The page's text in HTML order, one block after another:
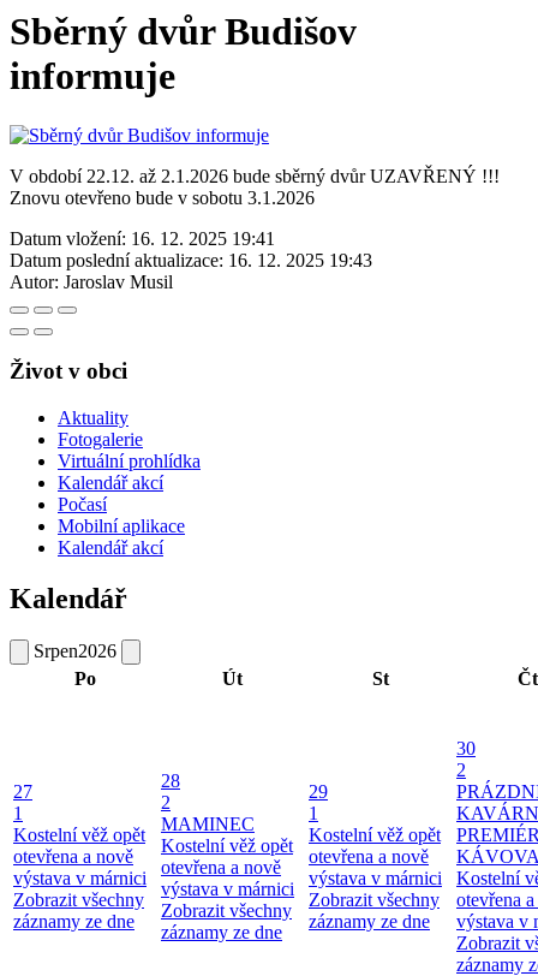
Sběrný dvůr Budišov
informuje
V období 22.12. až 2.1.2026 bude sběrný dvůr UZAVŘENÝ !!!
Znovu otevřeno bude v sobotu 3.1.2026
Datum vložení: 16. 12. 2025 19:41
Datum poslední aktualizace: 16. 12. 2025 19:43
Autor: Jaroslav Musil
Život v obci
Aktuality
Fotogalerie
Virtuální prohlídka
Kalendář akcí
Počasí
Mobilní aplikace
Kalendář akcí
Kalendář
Srpen2026
Po
Út St Čt
27
1
Kostelní věž opět
otevřena a nově
výstava v márnici
Zobrazit všechny
záznamy ze dne
28
2
MAMINEC
Kostelní věž opět
otevřena a nově
výstava v márnici
Zobrazit všechny
záznamy ze dne
29
1
Kostelní věž opět
otevřena a nově
výstava v márnici
Zobrazit všechny
záznamy ze dne
30
2
Kostelní
otevřena
výstava v
Zobrazit
záznamy